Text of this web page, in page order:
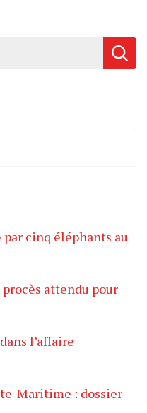
cinq éléphants au
attendu pour
l’affaire
Maritime : dossier